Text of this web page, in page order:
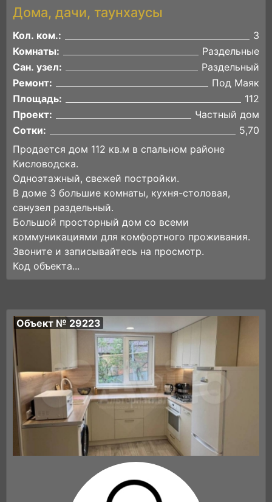
Дома, дачи, таунхаусы
Кол. ком.:
3
Комнаты:
Раздельные
Сан. узел:
Раздельный
Ремонт:
Под Маяк
Площадь:
112
Проект:
Частный дом
Сотки:
5,70
Продается дом 112 кв.м в спальном районе
Кисловодска.
Одноэтажный, свежей постройки.
В доме 3 большие комнаты, кухня-столовая,
санузел раздельный.
Большой просторный дом со всеми
коммуникациями для комфортного проживания.
Звоните и записывайтесь на просмотр.
Код объекта...
Объект № 29223